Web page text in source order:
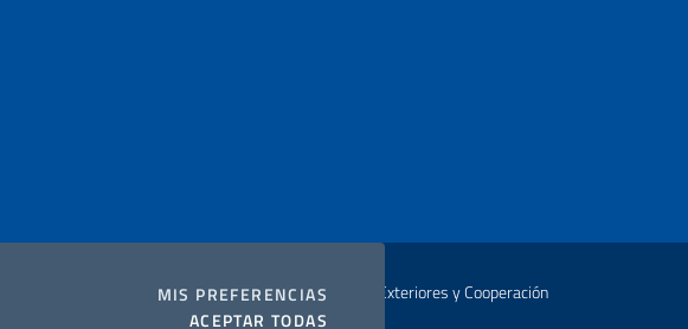
MIS PREFERENCIAS COOKIES
ACEPTAR TODAS
2026 Derechos de Autor Ministerio de Relaciones Exteriores y Cooperación